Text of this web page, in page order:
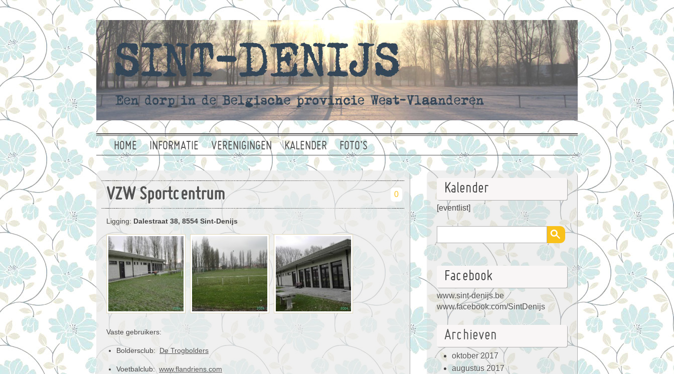
HOME INFORMATIE VERENIGINGEN KALENDER FOTO’S
VZW Sportcentrum 0
Ligging: Dalestraat 38, 8554 Sint-Denijs
Vaste gebruikers:
Boldersclub: De Trogbolders
Voetbalclub: www.flandriens.com
Kalender
[eventlist]
Facebook
www.sint-denijs.be
www.facebook.com/SintDenijs
Archieven
oktober 2017
augustus 2017